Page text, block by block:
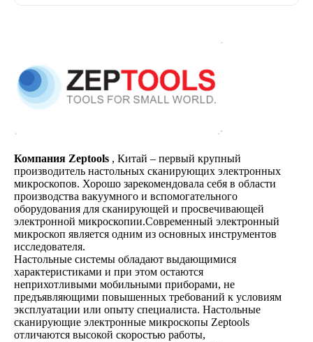
Компания Zeptools , Китай – первый крупный
производитель настольных сканирующих электронных
микроскопов. Хорошо зарекомендовала себя в области
производства вакуумного и вспомогательного
оборудования для сканирующей и просвечивающей
электронной микроскопии.Современный электронный
микроскоп является одним из основных инструментов
исследователя.
Настольные системы обладают выдающимися
характеристиками и при этом остаются
неприхотливыми мобильными приборами, не
предъявляющими повышенных требований к условиям
эксплуатации или опыту специалиста. Настольные
сканирующие электронные микроскопы Zeptools
отличаются высокой скоростью работы,